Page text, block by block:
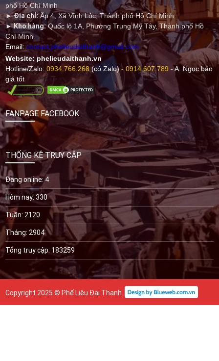
phố Hồ Chí Minh
► Địa chỉ:Ấp 4, Xã Vĩnh Lộc, Thành phố Hồ Chí Minh
► Kho hàng: Quốc lộ 1A, Phường Trung Mỹ Tây, Thành phố Hồ
Chí Minh
Email:contact.phelieudaithanh@gmail.com
Website: phelieudaithanh.vn
Hotline/Zalo:0934.766.268(có Zalo) -0914.607.789 - A. Ngọc báo
giá tốt
FANPAGE FACEBOOK
THỐNG KÊ TRUY CẬP
Đang online: 4
Hôm nay: 330
Tuần: 2120
Tháng: 2904
Tổng truy cập: 183259
Copyright 2025 © Phế Liệu Đại Thanh.